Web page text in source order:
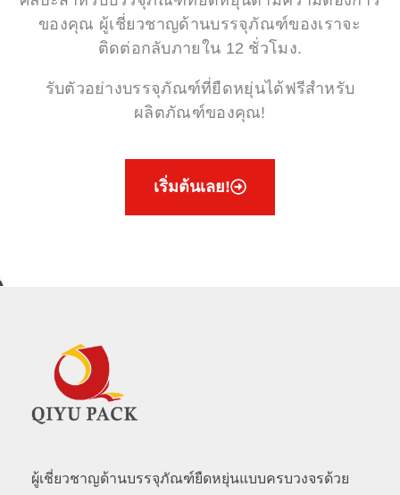
ของคุณ ผู้เชี่ยวชาญด้านบรรจุภัณฑ์ของเราจะ
ติดต่อกลับภายใน 12 ชั่วโมง.
รับตัวอย่างบรรจุภัณฑ์ที่ยืดหยุ่นได้ฟรีสำหรับ
ผลิตภัณฑ์ของคุณ!
เริ่มต้นเลย!
ผู้เชี่ยวชาญด้านบรรจุภัณฑ์ยืดหยุ่นแบบครบวงจรด้วย